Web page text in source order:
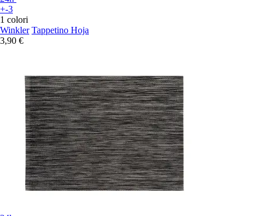
+-3
1 colori
Winkler Tappetino Hoja
3,90 €